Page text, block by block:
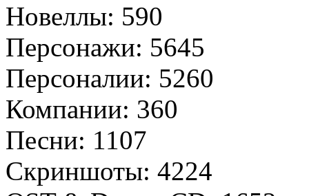
Новеллы: 590
Персонажи: 5645
Персоналии: 5260
Компании: 360
Песни: 1107
Скриншоты: 4224